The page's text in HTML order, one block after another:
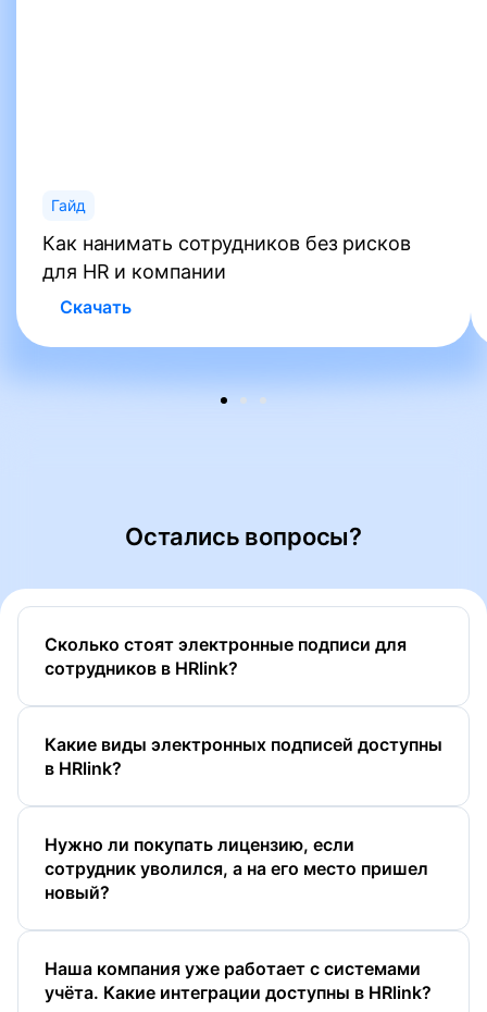
Гайд
Как нанимать сотрудников без рисков
для HR и компании
Скачать
Остались вопросы?
Сколько стоят электронные подписи для
сотрудников в HRlink?
Какие виды электронных подписей доступны
в HRlink?
УНЭП ЕСИА (Госключ)
Нужно ли покупать лицензию, если
сотрудник уволился, а на его место пришел
новый?
Наша компания уже работает с системами
учёта. Какие интеграции доcтупны в HRlink?